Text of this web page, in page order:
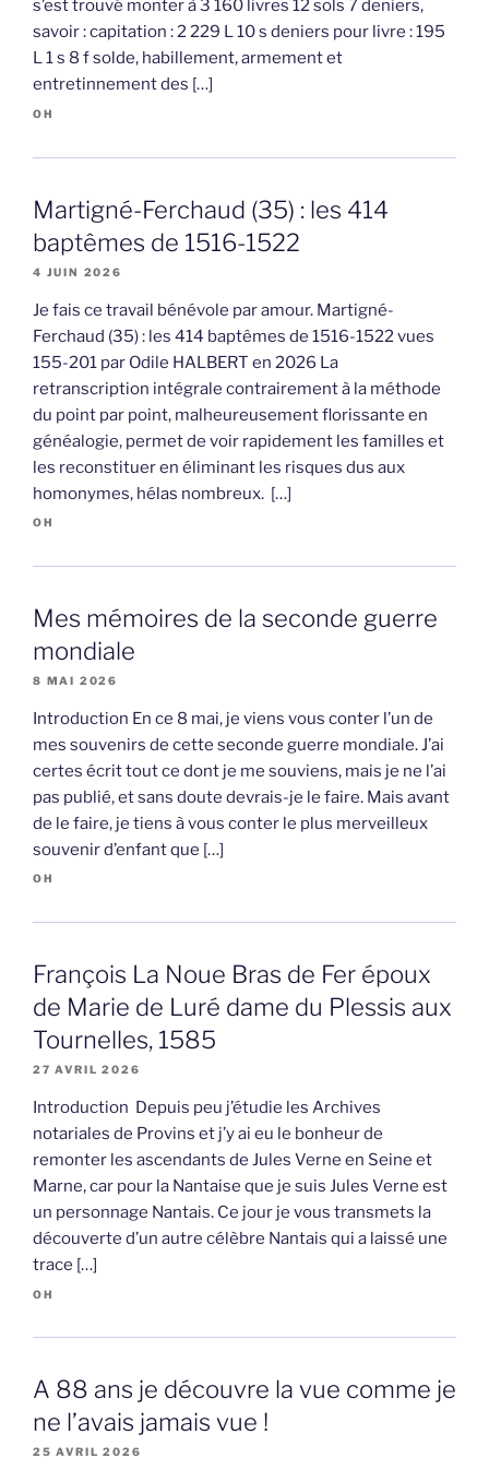
s’est trouvé monter à 3 160 livres 12 sols 7 deniers,
savoir : capitation : 2 229 L 10 s deniers pour livre : 195
L 1 s 8 f solde, habillement, armement et
entretinnement des […]
OH
Martigné-Ferchaud (35) : les 414
baptêmes de 1516-1522
4 JUIN 2026
Je fais ce travail bénévole par amour. Martigné-
Ferchaud (35) : les 414 baptêmes de 1516-1522 vues
155-201 par Odile HALBERT en 2026 La
retranscription intégrale contrairement à la méthode
du point par point, malheureusement florissante en
généalogie, permet de voir rapidement les familles et
les reconstituer en éliminant les risques dus aux
homonymes, hélas nombreux. […]
OH
Mes mémoires de la seconde guerre
mondiale
8 MAI 2026
Introduction En ce 8 mai, je viens vous conter l’un de
mes souvenirs de cette seconde guerre mondiale. J’ai
certes écrit tout ce dont je me souviens, mais je ne l’ai
pas publié, et sans doute devrais-je le faire. Mais avant
de le faire, je tiens à vous conter le plus merveilleux
souvenir d’enfant que […]
OH
François La Noue Bras de Fer époux
de Marie de Luré dame du Plessis aux
Tournelles, 1585
27 AVRIL 2026
Introduction Depuis peu j’étudie les Archives
notariales de Provins et j’y ai eu le bonheur de
remonter les ascendants de Jules Verne en Seine et
Marne, car pour la Nantaise que je suis Jules Verne est
un personnage Nantais. Ce jour je vous transmets la
découverte d’un autre célèbre Nantais qui a laissé une
trace […]
OH
A 88 ans je découvre la vue comme je
ne l’avais jamais vue !
25 AVRIL 2026